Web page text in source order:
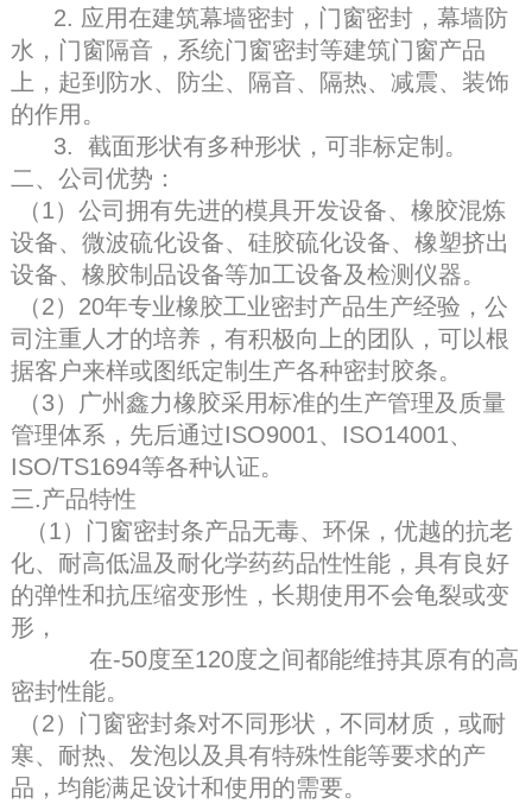
2. 应用在建筑幕墙密封，门窗密封，幕墙防
水，门窗隔音，系统门窗密封等建筑门窗产品
上，起到防水、防尘、隔音、隔热、减震、装饰
的作用。
3. 截面形状有多种形状，可非标定制。
二、公司优势：
（1）公司拥有先进的模具开发设备、橡胶混炼
设备、微波硫化设备、硅胶硫化设备、橡塑挤出
设备、橡胶制品设备等加工设备及检测仪器。
（2）20年专业橡胶工业密封产品生产经验，公
司注重人才的培养，有积极向上的团队，可以根
据客户来样或图纸定制生产各种密封胶条。
（3）广州鑫力橡胶采用标准的生产管理及质量
管理体系，先后通过ISO9001、ISO14001、
ISO/TS1694等各种认证。
三.产品特性
（1）门窗密封条产品无毒、环保，优越的抗老
化、耐高低温及耐化学药药品性性能，具有良好
的弹性和抗压缩变形性，长期使用不会龟裂或变
形，
在-50度至120度之间都能维持其原有的高
密封性能。
（2） 门窗密封条对不同形状，不同材质，或耐
寒、耐热、发泡以及具有特殊性能等要求的产
品，均能满足设计和使用的需要。